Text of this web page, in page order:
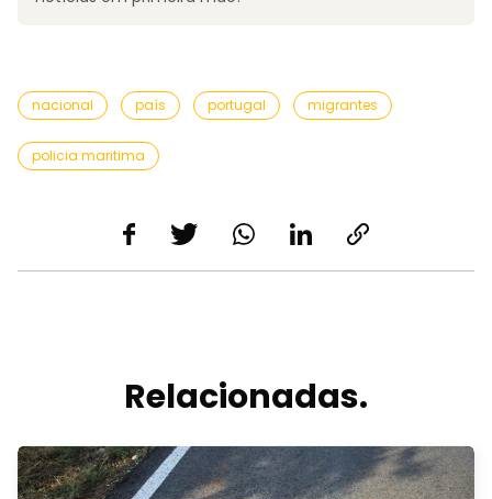
nacional país portugal migrantes
policia maritima
Relacionadas.